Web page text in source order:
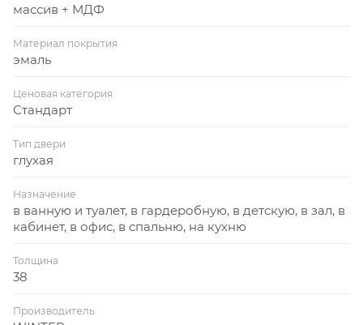
массив + МДФ
Материал покрытия
эмаль
Ценовая категория
Стандарт
Тип двери
глухая
Назначение
в ванную и туалет, в гардеробную, в детскую, в зал, в
кабинет, в офис, в спальню, на кухню
Толщина
38
Производитель